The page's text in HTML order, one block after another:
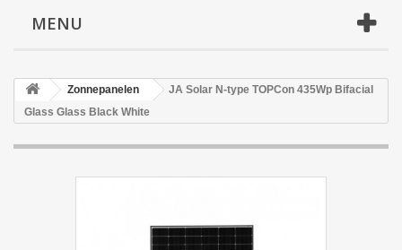
MENU
Zonnepanelen
JA Solar N-type TOPCon 435Wp Bifacial
Glass Glass Black White